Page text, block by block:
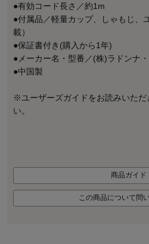
●有効コード長さ／約1m
●付属品／軽量カップ、しゃもじ、
載）
●保証書付き(購入から1年)
●メーカー名・型番／(株)ラドンナ
●中国製
※ユーザーズガイドをお読みいただ
い。
商品ガイド
この商品について問